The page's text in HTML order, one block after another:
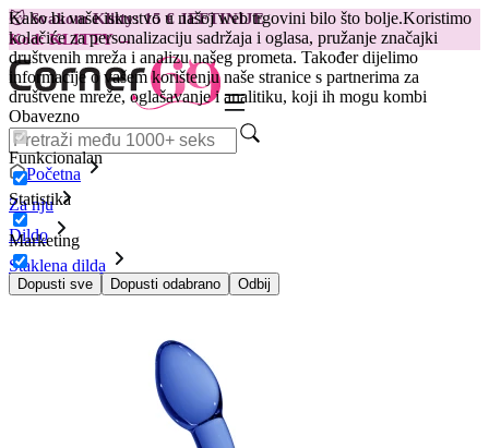
Kako bi vaše iskustvo u našoj web trgovini bilo što bolje.Koristimo
kolačiće za personalizaciju sadržaja i oglasa, pružanje značajki
društvenih mreža i analizu našeg prometa. Također dijelimo
informacije o vašem korištenju naše stranice s partnerima za
društvene mreže, oglašavanje i analitiku, koji ih mogu kombi
Obavezno
Funkcionalan
Statistika
Marketing
Dopusti sve Dopusti odabrano Odbij
😽Svakom Klitty: 15 € JEFTINIJE
Kod: KLITTY →
Početna
Za nju
Dildo
Staklena dilda
Dildo Chrystalino Superior, plavi